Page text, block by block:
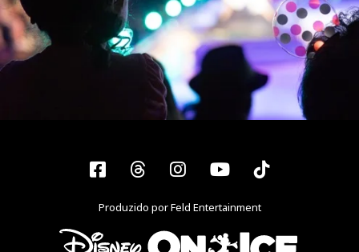
Facebook
ThreadsInstagram
YouTubeTiktok
Produzido por Feld Entertainment